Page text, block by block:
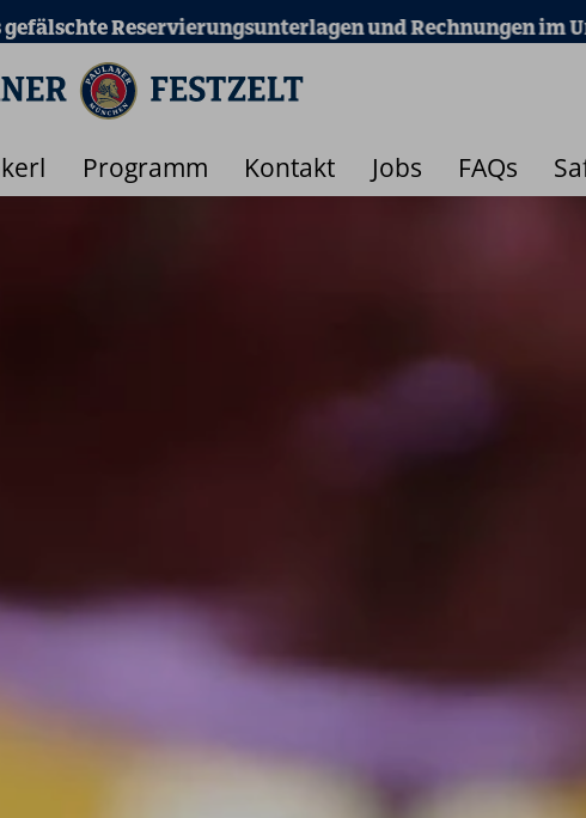
im Umlauf sind und auf Weiterverkaufsportalen
Programm Kontakt Jobs FAQs